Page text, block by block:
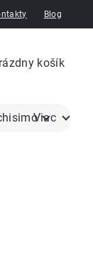
Blog
Nákupný
košík
Viac